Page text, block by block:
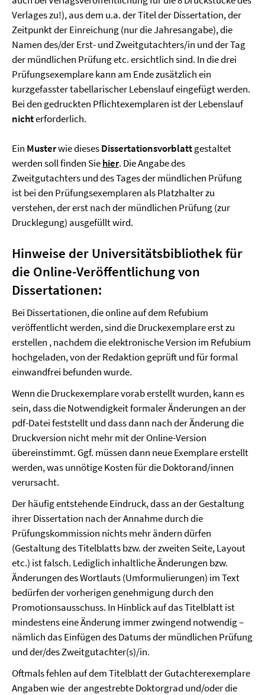
Verlages zu!), aus dem u.a. der Titel der Dissertation, der
Zeitpunkt der Einreichung (nur die Jahresangabe), die
Namen des/der Erst- und Zweitgutachters/in und der Tag
der mündlichen Prüfung etc. ersichtlich sind. In die drei
Prüfungsexemplare kann am Ende zusätzlich ein
kurzgefasster tabellarischer Lebenslauf eingefügt werden.
Bei den gedruckten Pflichtexemplaren ist der Lebenslauf
nichterforderlich.
Ein Musterwie diesesDissertationsvorblattgestaltet
werden soll finden Siehier. Die Angabe des
Zweitgutachters und des Tages der mündlichen Prüfung
ist bei den Prüfungsexemplaren als Platzhalter zu
verstehen, der erst nach der mündlichen Prüfung (zur
Drucklegung) ausgefüllt wird.
Hinweise der Universitätsbibliothek für
die Online-Veröffentlichung von
Dissertationen:
Bei Dissertationen, die online auf dem Refubium
veröffentlicht werden, sind die Druckexemplare erst zu
erstellen , nachdem die elektronische Version im Refubium
hochgeladen, von der Redaktion geprüft und für formal
einwandfrei befunden wurde.
Wenn die Druckexemplare vorab erstellt wurden, kann es
sein, dass die Notwendigkeit formaler Änderungen an der
pdf-Datei feststellt und dass dann nach der Änderung die
Druckversion nicht mehr mit der Online-Version
übereinstimmt. Ggf. müssen dann neue Exemplare erstellt
werden, was unnötige Kosten für die Doktorand/innen
verursacht.
Der häufig entstehende Eindruck, dass an der Gestaltung
ihrer Dissertation nach der Annahme durch die
Prüfungskommission nichts mehr ändern dürfen
(Gestaltung des Titelblatts bzw. der zweiten Seite, Layout
etc.) ist falsch. Lediglich inhaltliche Änderungen bzw.
Änderungen des Wortlauts (Umformulierungen) im Text
bedürfen der vorherigen genehmigung durch den
Promotionsausschuss. In Hinblick auf das Titelblatt ist
mindestens eine Änderung immer zwingend notwendig –
nämlich das Einfügen des Datums der mündlichen Prüfung
und der/des Zweitgutachter(s)/in.
Oftmals fehlen auf dem Titelblatt der Gutachterexemplare
Angaben wie der angestrebte Doktorgrad und/oder die